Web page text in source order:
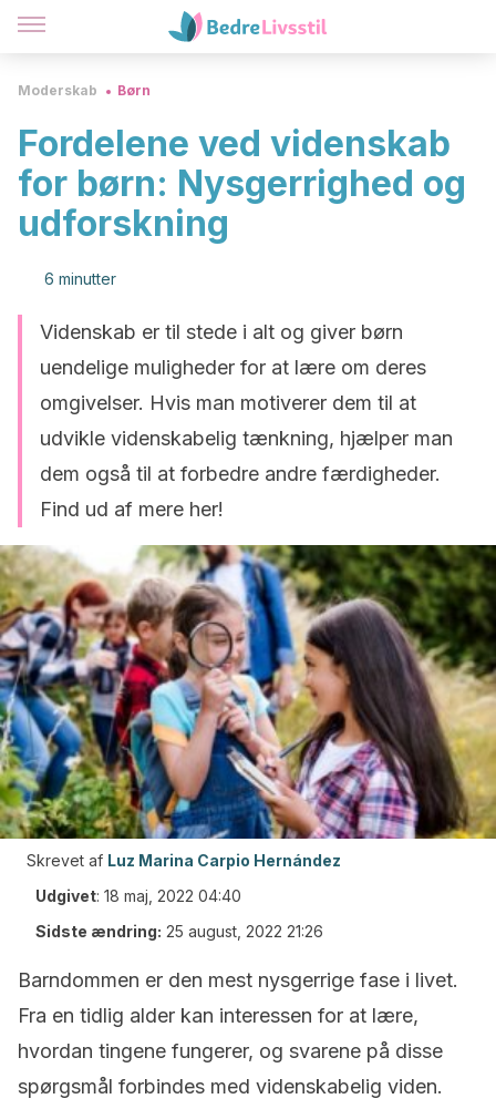
Moderskab Børn
Fordelene ved videnskab
for børn: Nysgerrighed og
udforskning
6 minutter
Videnskab er til stede i alt og giver børn
uendelige muligheder for at lære om deres
omgivelser. Hvis man motiverer dem til at
udvikle videnskabelig tænkning, hjælper man
dem også til at forbedre andre færdigheder.
Find ud af mere her!
Skrevet af Luz Marina Carpio Hernández
Udgivet: 18 maj, 2022 04:40
Sidste ændring: 25 august, 2022 21:26
Barndommen er den mest nysgerrige fase i livet.
Fra en tidlig alder kan interessen for at lære,
hvordan tingene fungerer, og svarene på disse
spørgsmål forbindes med videnskabelig viden.